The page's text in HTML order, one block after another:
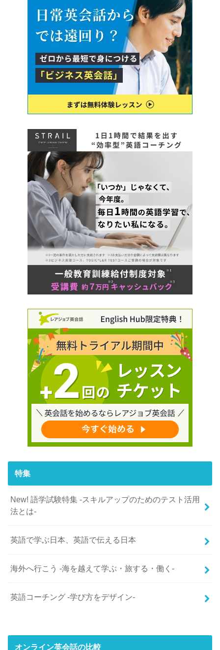
特集
New! 語学試験特集 -スキルアップのためのテスト活用
法とは-
英語で学ぶ日本、英語で伝える日本
海外へ行こう -海を越えて学ぶ・旅する・働く-
英語コーチング -学び方をデザイン-
オンライン英会話の比較